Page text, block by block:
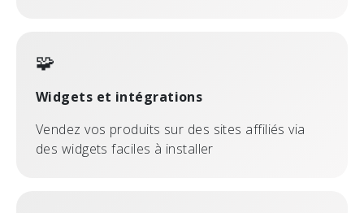
🧩
Widgets et intégrations
Vendez vos produits sur des sites affiliés via
des widgets faciles à installer